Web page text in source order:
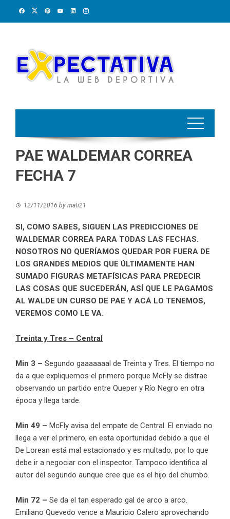
PAE WALDEMAR CORREA
FECHA 7
12/11/2016 by mati21
SI, COMO SABES, SIGUEN LAS PREDICCIONES DE
WALDEMAR CORREA PARA TODAS LAS FECHAS.
NOSOTROS NO QUERÍAMOS QUEDAR POR FUERA DE
LOS GRANDES MEDIOS QUE ÚLTIMAMENTE HAN
SUMADO FIGURAS METAFÍSICAS PARA PREDECIR
LAS COSAS QUE SUCEDERÁN, ASÍ QUE LE PAGAMOS
AL WALDE UN CURSO DE PAE Y ACÁ LO TENEMOS,
VEREMOS COMO LE VA.
Treinta y Tres – Central
Min 3 – Segundo gaaaaaaal de Treinta y Tres. El tiempo no
da a que expliquemos el primero porque McFly se distrae
observando un partido entre Queper y Río Negro en otra
época y llega tarde.
Min 49 – McFly avisa del empate de Central. El enviado no
llega a ver el primero, en esta oportunidad debido a que el
De Lorean está mal estacionado y es multado, por lo que
debe ir a negociar con el inspector. Tampoco identifica al
autor del segundo aunque cree que es el hijo del chumbo.
Min 72 – Se da el tan esperado gal de arco a arco.
Emiliano Quevedo vence a Mauricio Calero aprovechando